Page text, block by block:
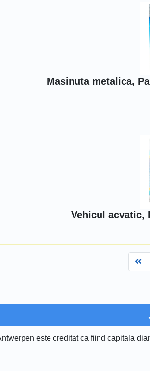
Masinuta metalica,
Vehicul acvatic,
este creditat ca fiind capitala